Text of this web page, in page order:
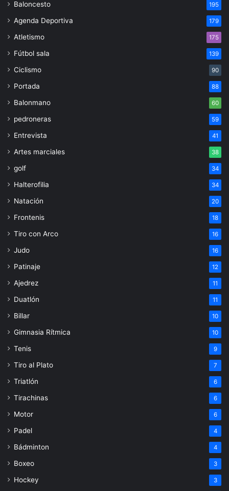
Baloncesto 195
Agenda Deportiva 179
Atletismo 175
Fútbol sala 139
Ciclismo 90
Portada 88
Balonmano 60
pedroneras 59
Entrevista 41
Artes marciales 38
golf 34
Halterofilia 34
Natación 20
Frontenis 18
Tiro con Arco 16
Judo 16
Patinaje 12
Ajedrez 11
Duatlón 11
Billar 10
Gimnasia Rítmica 10
Tenis 9
Tiro al Plato 7
Triatlón 6
Tirachinas 6
Motor 6
Padel 4
Bádminton 4
Boxeo 3
Hockey 3